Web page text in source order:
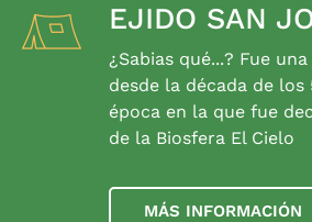
EJIDO SAN
¿Sabias qué...? Fue
desde la década de
época en la que fue
de la Biosfera El Cielo
MÁS INFORMACIÓN